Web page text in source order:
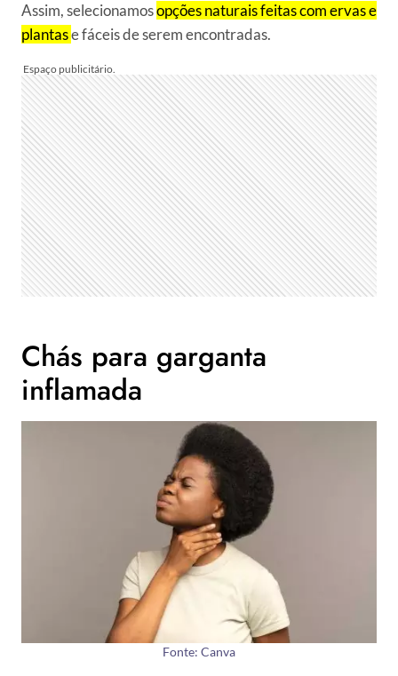
Assim, selecionamosopções naturais feitas com ervas e
plantase fáceis de serem encontradas.
Chás para garganta
inflamada
Fonte: Canva